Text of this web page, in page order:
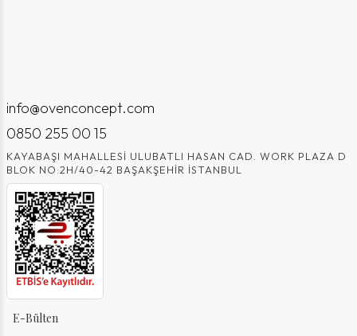
info@ovenconcept.com
0850 255 00 15
KAYABAŞI MAHALLESI ULUBATLI HASAN CAD. WORK PLAZA D
BLOK NO:2H/40-42 BAŞAKŞEHIR İSTANBUL
E-Bülten